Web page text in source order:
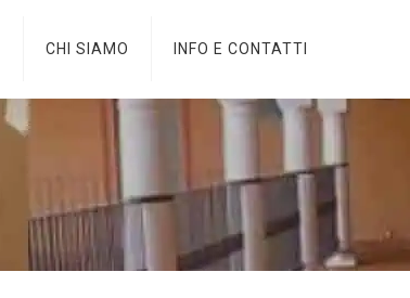
CHI SIAMO INFO E CONTATTI